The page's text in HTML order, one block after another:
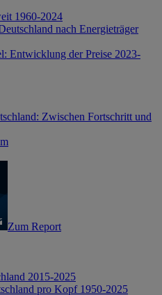
1960-2024
nach Energieträger
Entwicklung der Preise 2023-
Zwischen Fortschritt und
Zum Report
2015-2025
pro Kopf 1950-2025